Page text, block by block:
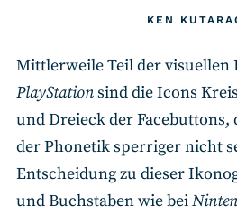
KEN
Mittlerweile Teil der visuellen
PlayStationsind die Icons
und Dreieck der Facebuttons,
der Phonetik sperriger nicht
Entscheidung zu dieser
und Buchstaben wie bei